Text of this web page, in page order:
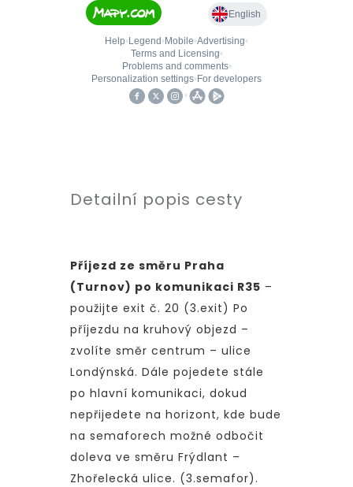
Detailní popis cesty
Příjezd ze směru Praha
(Turnov) po komunikaci R35 –
použijte exit č. 20 (3.exit) Po
příjezdu na kruhový objezd –
zvolíte směr centrum – ulice
Londýnská. Dále pojedete stále
po hlavní komunikaci, dokud
nepřijedete na horizont, kde bude
na semaforech možné odbočit
doleva ve směru Frýdlant –
Zhořelecká ulice. (3.semafor).